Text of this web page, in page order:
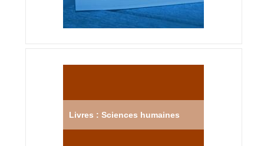
Livres : Sciences humaines